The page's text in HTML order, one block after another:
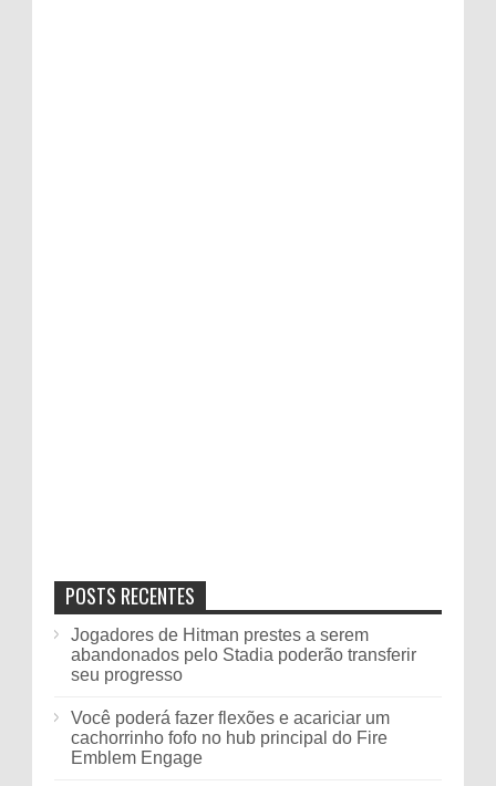
POSTS RECENTES
Jogadores de Hitman prestes a serem
abandonados pelo Stadia poderão transferir
seu progresso
Você poderá fazer flexões e acariciar um
cachorrinho fofo no hub principal do Fire
Emblem Engage